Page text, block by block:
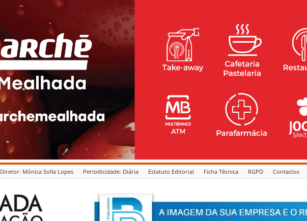
Diretor: Mónica Sofia Lopes Periodicidade: Diária Estatuto Editorial Ficha Técnica RGPD Contactos